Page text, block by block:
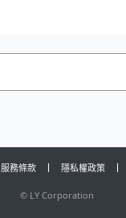
服務條款 隱私權政策
© LY Corporation